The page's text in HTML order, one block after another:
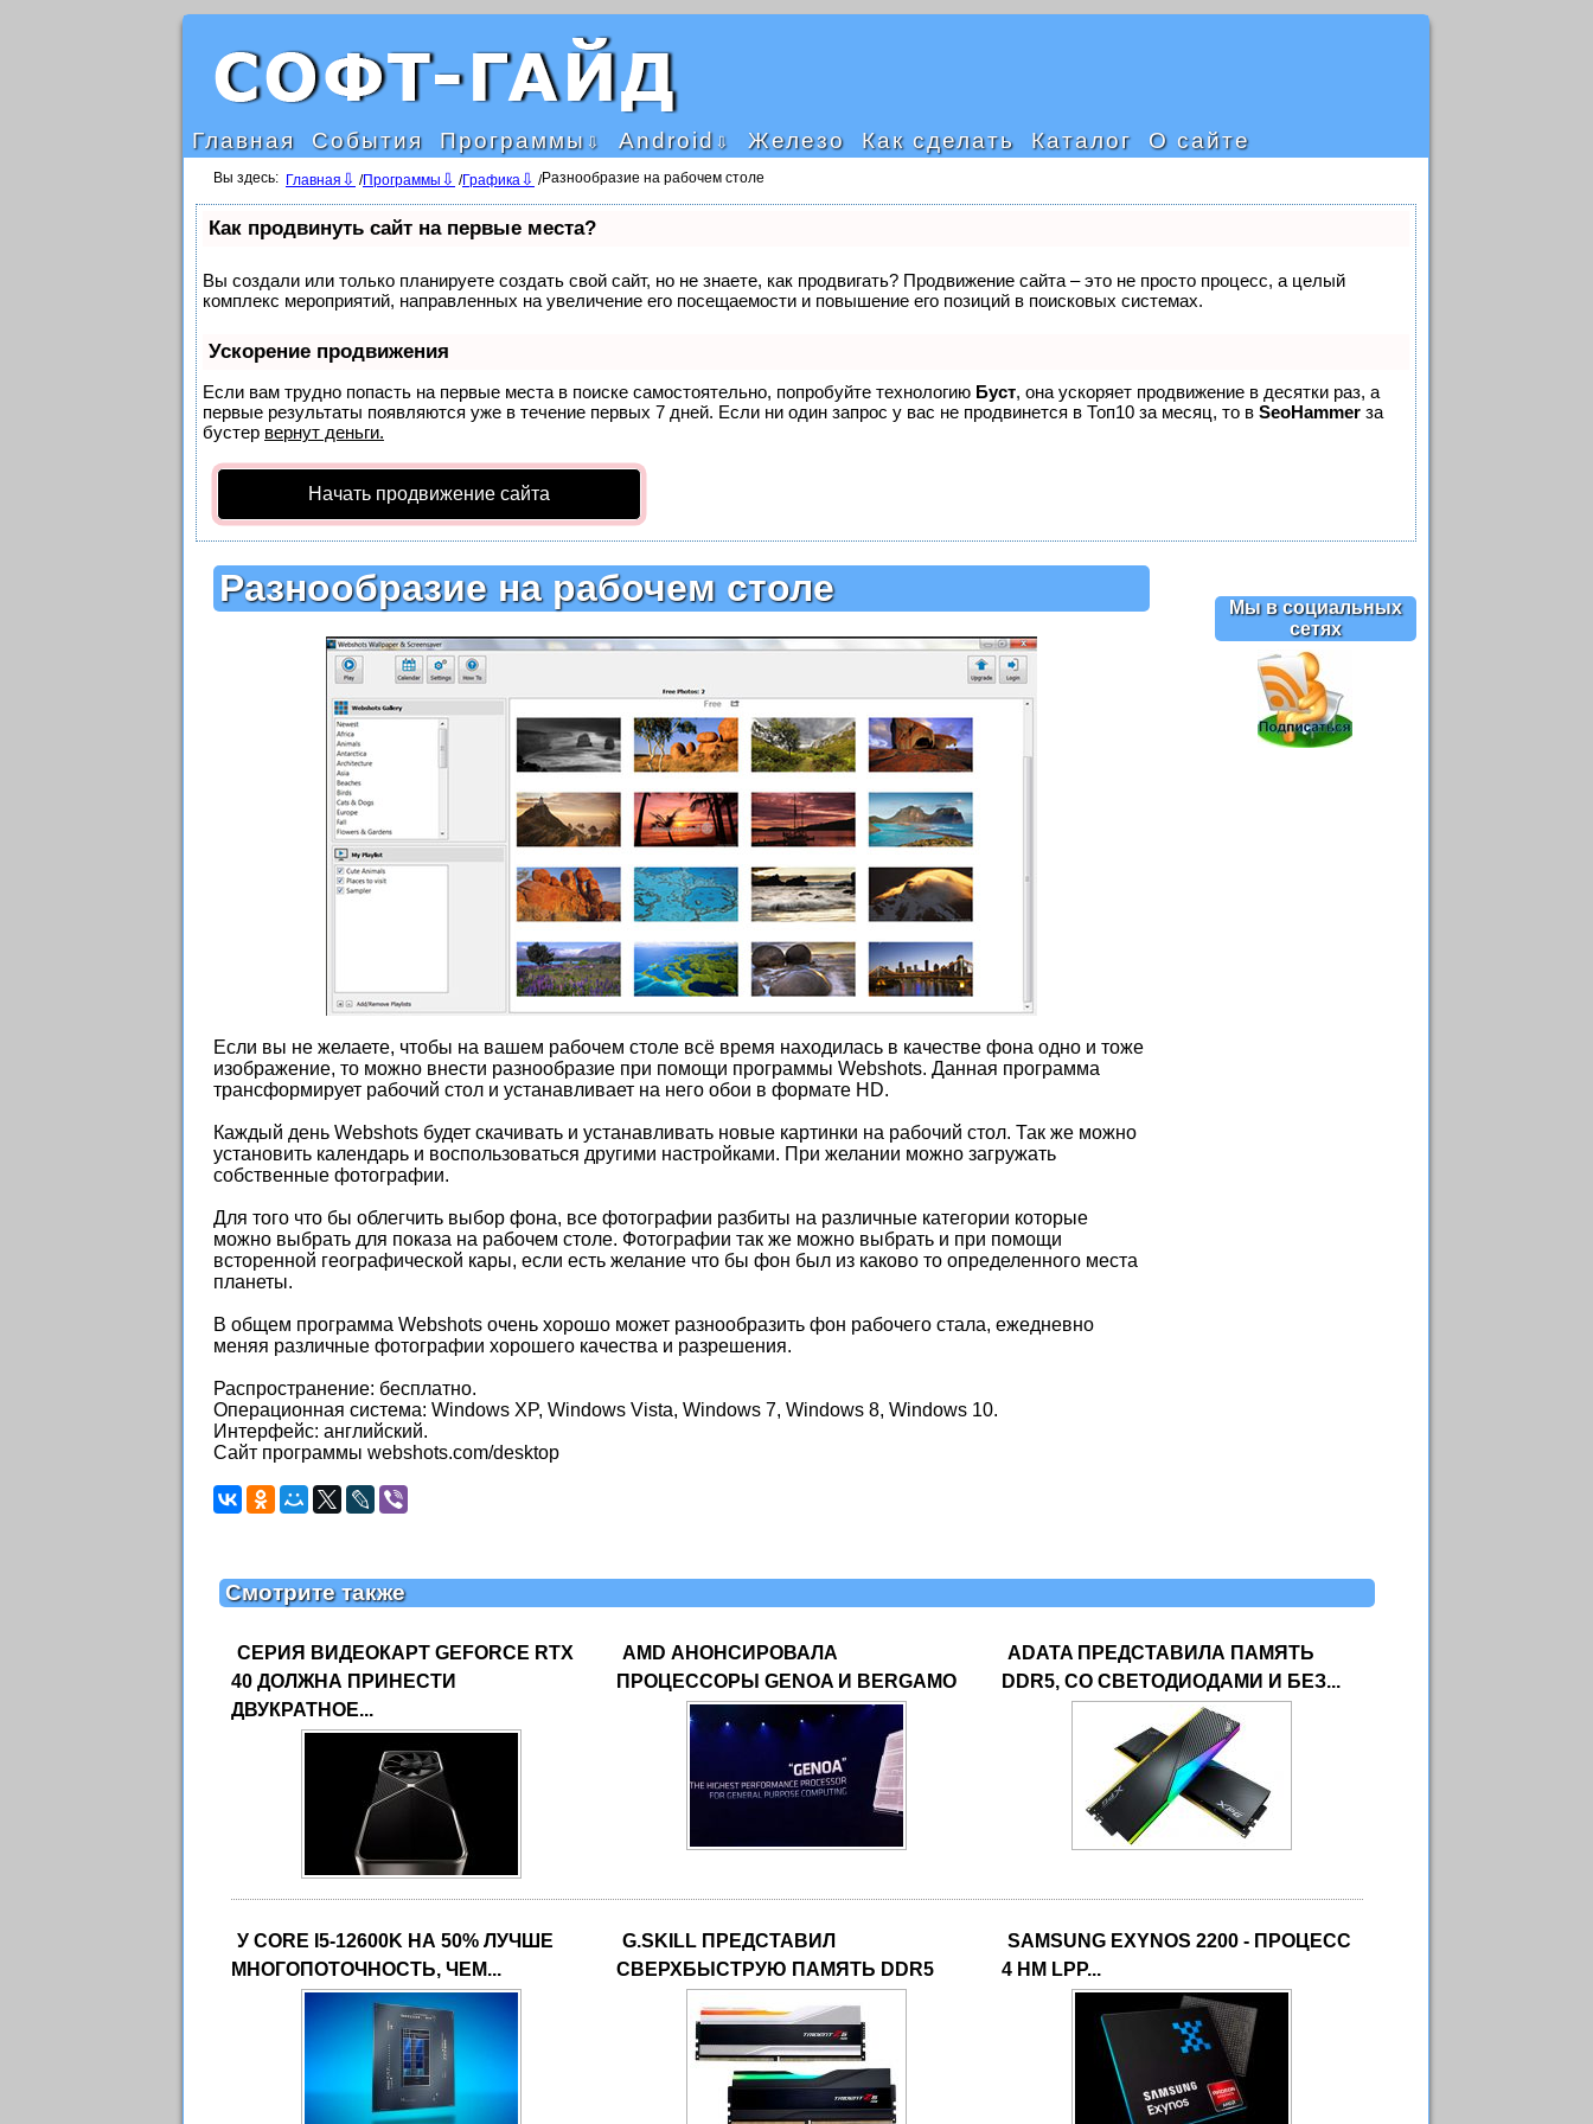
Главная События Программы Android Железо Как сделать Каталог О сайте
Вы здесь: Главная /Программы /Графика /Разнообразие на рабочем столе
Как продвинуть сайт на первые места?
Вы создали или только планируете создать свой сайт, но не знаете, как продвигать? Продвижение сайта – это не просто процесс, а целый
комплекс мероприятий, направленных на увеличение его посещаемости и повышение его позиций в поисковых системах.
Ускорение продвижения
Если вам трудно попасть на первые места в поиске самостоятельно, попробуйте технологию Буст, она ускоряет продвижение в десятки раз, а
первые результаты появляются уже в течение первых 7 дней. Если ни один запрос у вас не продвинется в Топ10 за месяц, то в SeoHammer за
бустер вернут деньги.
Начать продвижение сайта
Разнообразие на рабочем столе
Если вы не желаете, чтобы на вашем рабочем столе всё время находилась в качестве фона одно и тоже
изображение, то можно внести разнообразие при помощи программы Webshots. Данная программа
трансформирует рабочий стол и устанавливает на него обои в формате HD.
Каждый день Webshots будет скачивать и устанавливать новые картинки на рабочий стол. Так же можно
установить календарь и воспользоваться другими настройками. При желании можно загружать
собственные фотографии.
Для того что бы облегчить выбор фона, все фотографии разбиты на различные категории которые
можно выбрать для показа на рабочем столе. Фотографии так же можно выбрать и при помощи
всторенной географической кары, если есть желание что бы фон был из каково то определенного места
планеты.
В общем программа Webshots очень хорошо может разнообразить фон рабочего стала, ежедневно
меняя различные фотографии хорошего качества и разрешения.
Распространение: бесплатно.
Операционная система: Windows XP, Windows Vista, Windows 7, Windows 8, Windows 10.
Интерфейс: английский.
Сайт программы webshots.com/desktop
Мы в социальных
сетях
Смотрите также
СЕРИЯ ВИДЕОКАРТ GEFORCE RTX
40 ДОЛЖНА ПРИНЕСТИ
ДВУКРАТНОЕ...
AMD АНОНСИРОВАЛА
ПРОЦЕССОРЫ GENOA И BERGAMO
ADATA ПРЕДСТАВИЛА ПАМЯТЬ
DDR5, СО СВЕТОДИОДАМИ И БЕЗ...
У CORE I5-12600K НА 50% ЛУЧШЕ
МНОГОПОТОЧНОСТЬ, ЧЕМ...
G.SKILL ПРЕДСТАВИЛ
СВЕРХБЫСТРУЮ ПАМЯТЬ DDR5
SAMSUNG EXYNOS 2200 - ПРОЦЕСС
4 НМ LPP...